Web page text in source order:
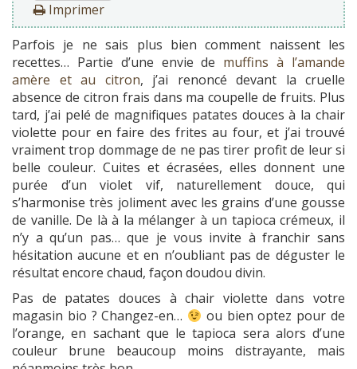
Imprimer
Parfois je ne sais plus bien comment naissent les
recettes… Partie d’une envie de muffins à l’amande
amère et au citron, j’ai renoncé devant la cruelle
absence de citron frais dans ma coupelle de fruits. Plus
tard, j’ai pelé de magnifiques patates douces à la chair
violette pour en faire des frites au four, et j’ai trouvé
vraiment trop dommage de ne pas tirer profit de leur si
belle couleur. Cuites et écrasées, elles donnent une
purée d’un violet vif, naturellement douce, qui
s’harmonise très joliment avec les grains d’une gousse
de vanille. De là à la mélanger à un tapioca crémeux, il
n’y a qu’un pas… que je vous invite à franchir sans
hésitation aucune et en n’oubliant pas de déguster le
résultat encore chaud, façon doudou divin.
Pas de patates douces à chair violette dans votre
magasin bio ? Changez-en…
ou bien optez pour de
l’orange, en sachant que le tapioca sera alors d’une
couleur brune beaucoup moins distrayante, mais